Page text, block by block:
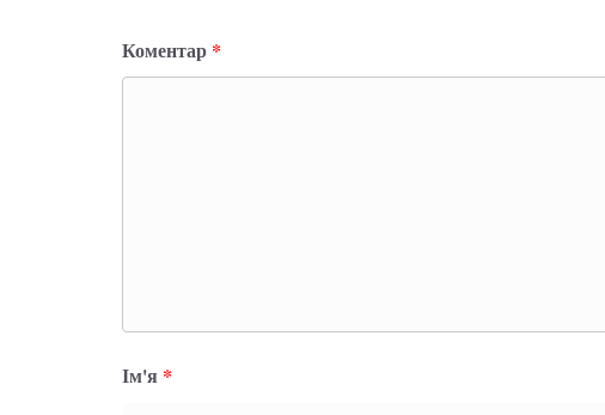
Коментар *
Ім'я *